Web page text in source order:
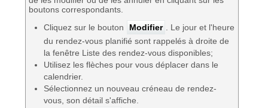
boutons correspondants.
Cliquez sur le bouton
Modifier
. Le jour et l'heure
du rendez-vous planifié sont rappelés à droite de
la fenêtre Liste des rendez-vous disponibles;
Utilisez les flèches pour vous déplacer dans le
calendrier.
Sélectionnez un nouveau créneau de rendez-
vous, son détail s'affiche.